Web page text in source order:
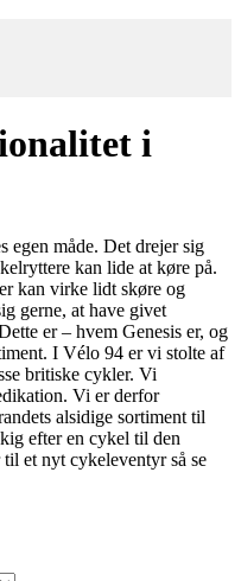
i
egen måde. Det drejer sig
kan lide at køre på.
kan virke lidt skøre og
gerne, at have givet
er – hvem Genesis er, og
I Vélo 94 er vi stolte af
britiske cykler. Vi
Vi er derfor
alsidige sortiment til
efter en cykel til den
et nyt cykeleventyr så se